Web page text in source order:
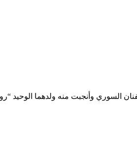
السوري وأنجبت منه ولدهما الوحيد